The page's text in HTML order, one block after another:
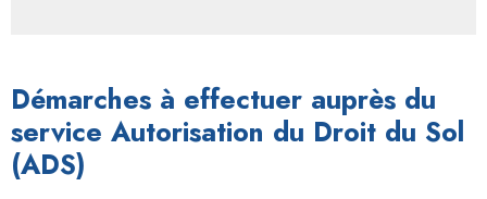
Démarches à effectuer auprès du
service Autorisation du Droit du Sol
(ADS)